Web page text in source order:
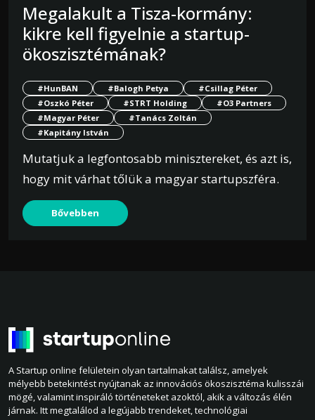
Megalakult a Tisza-kormány:
kikre kell figyelnie a startup-
ökoszisztémának?
#HunBAN #Balogh Petya
#Csillag Péter
#Oszkó Péter
#STRT Holding
#O3 Partners
#Magyar Péter
#Tanács Zoltán
#Kapitány István
Mutatjuk a legfontosabb minisztereket, és azt is,
hogy mit várhat tőlük a magyar startupszféra.
Bővebben
A Startup online felületein olyan tartalmakat találsz, amelyek
mélyebb betekintést nyújtanak az innovációs ökoszisztéma kulisszái
mögé, valamint inspiráló történeteket azoktól, akik a változás élén
járnak. Itt megtalálod a legújabb trendeket, technológiai